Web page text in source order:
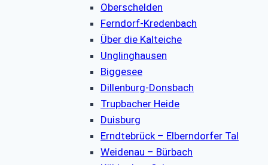
Oberschelden
Ferndorf-Kredenbach
Über die Kalteiche
Unglinghausen
Biggesee
Dillenburg-Donsbach
Trupbacher Heide
Duisburg
Erndtebrück – Elberndorfer Tal
Weidenau – Bürbach